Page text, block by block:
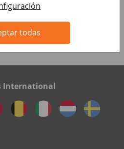
todas
International